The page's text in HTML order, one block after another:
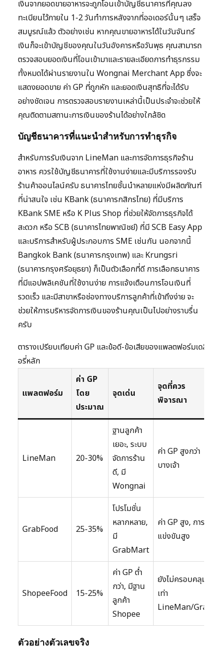
เงินจากยอดขายอาหารจะถูกโอนเข้าบัญชีธนาคารที่คุณลง
ทะเบียนไว้ภายใน 1-2 วันทำการหลังจากที่ออเดอร์นั้นๆ เสร็จ
สมบูรณ์แล้ว ตัวอย่างเช่น หากคุณขายอาหารได้ในวันจันทร์
เงินก็จะเข้าบัญชีของคุณในวันอังคารหรือวันพุธ คุณสามารถ
ตรวจสอบยอดเงินที่โอนเข้ามาและรายละเอียดการทำธุรกรรม
ทั้งหมดได้ผ่านรายงานใน Wongnai Merchant App ซึ่งจะ
แสดงยอดขาย ค่า GP ที่ถูกหัก และยอดเงินสุทธิที่จะได้รับ
อย่างชัดเจน การตรวจสอบรายงานเหล่านี้เป็นประจำจะช่วยให้
คุณติดตามสถานะการเงินของร้านได้อย่างใกล้ชิด
บัญชีธนาคารที่แนะนำสำหรับการทำธุรกิจ
สำหรับการรับเงินจาก LineMan และการจัดการธุรกิจร้าน
อาหาร ควรใช้บัญชีธนาคารที่ใช้งานง่ายและมีบริการรองรับ
ร้านค้าออนไลน์ครับ ธนาคารไทยชั้นนำหลายแห่งมีผลิตภัณฑ์
ที่น่าสนใจ เช่น KBank (ธนาคารกสิกรไทย) ที่มีบริการ
KBank SME หรือ K Plus Shop ที่ช่วยให้จัดการธุรกิจได้
สะดวก หรือ SCB (ธนาคารไทยพาณิชย์) ที่มี SCB Easy App
และบริการสำหรับผู้ประกอบการ SME เช่นกัน นอกจากนี้
Bangkok Bank (ธนาคารกรุงเทพ) และ Krungsri
(ธนาคารกรุงศรีอยุธยา) ก็เป็นตัวเลือกที่ดี การเลือกธนาคาร
ที่มีแอปพลิเคชันที่ใช้งานง่าย การแจ้งเตือนการโอนเงินที่
รวดเร็ว และมีสาขาหรือช่องทางบริการลูกค้าที่เข้าถึงง่าย จะ
ช่วยให้การบริหารจัดการเงินของร้านคุณเป็นไปอย่างราบรื่น
ครับ
ตารางเปรียบเทียบค่า GP และข้อดี-ข้อเสียของแพลตฟอร์มเดลิเว
อรี่หลัก
แพลตฟอร์ม
ค่า GP
โดย
ประมาณ
จุดเด่น
จุดที่ควร
พิจารณา
LineMan 20-30%
ฐานลูกค้า
เยอะ, ระบบ
จัดการร้าน
ดี, มี
Wongnai
ค่า GP สูงกว่า
บางเจ้า
GrabFood 25-35%
โปรโมชั่น
หลากหลาย,
มี
GrabMart
ค่า GP สูง, การ
แข่งขันสูง
ShopeeFood 15-25%
ค่า GP ต่ำ
กว่า, มีฐาน
ลูกค้า
Shopee
ยังไม่ครอบคลุม
เท่า
LineMan/Grab
ตัวอย่างตัวเลขจริง